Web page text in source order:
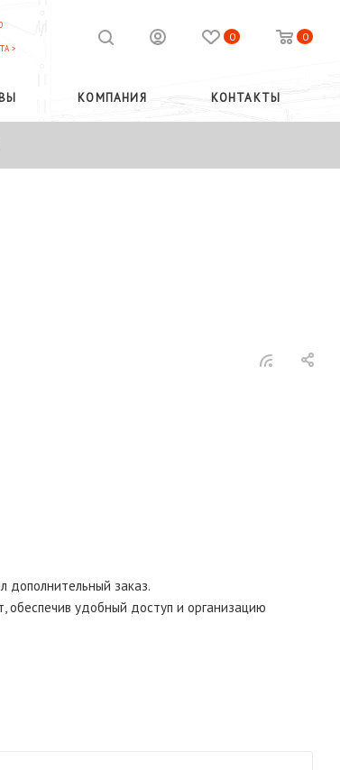
>
0 0
КОМПАНИЯ КОНТАКТЫ
дополнительный заказ.
обеспечив удобный доступ и организацию